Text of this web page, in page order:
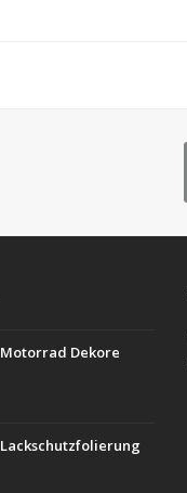
Motorrad Dekore
Lackschutzfolierung